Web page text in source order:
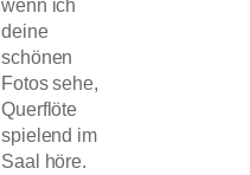
wenn ich
deine
schönen
Fotos sehe,
Querflöte
spielend im
Saal höre.